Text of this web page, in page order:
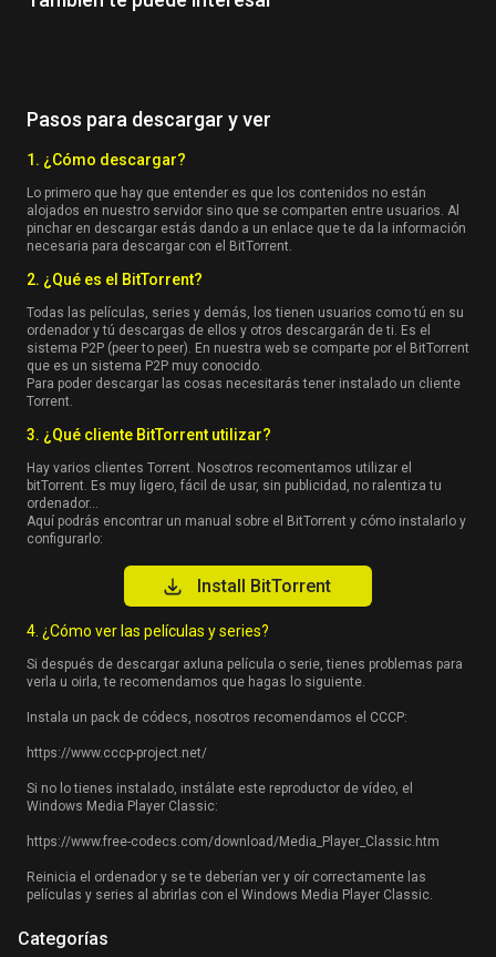
Pasos para descargar y ver
1. ¿Cómo descargar?
Lo primero que hay que entender es que los contenidos no están
alojados en nuestro servidor sino que se comparten entre usuarios. Al
pinchar en descargar estás dando a un enlace que te da la información
necesaria para descargar con el BitTorrent.
2. ¿Qué es el BitTorrent?
Todas las películas, series y demás, los tienen usuarios como tú en su
ordenador y tú descargas de ellos y otros descargarán de ti. Es el
sistema P2P (peer to peer). En nuestra web se comparte por el BitTorrent
que es un sistema P2P muy conocido.
Para poder descargar las cosas necesitarás tener instalado un cliente
Torrent.
3. ¿Qué cliente BitTorrent utilizar?
Hay varios clientes Torrent. Nosotros recomentamos utilizar el
bitTorrent. Es muy ligero, fácil de usar, sin publicidad, no ralentiza tu
ordenador…
Aquí podrás encontrar un manual sobre el BitTorrent y cómo instalarlo y
configurarlo:
Install BitTorrent
4. ¿Cómo ver las películas y series?
Si después de descargar axluna película o serie, tienes problemas para
verla u oirla, te recomendamos que hagas lo siguiente.
Instala un pack de códecs, nosotros recomendamos el CCCP:
https://www.cccp-project.net/
Si no lo tienes instalado, instálate este reproductor de vídeo, el
Windows Media Player Classic:
https://www.free-codecs.com/download/Media_Player_Classic.htm
Reinicia el ordenador y se te deberían ver y oír correctamente las
películas y series al abrirlas con el Windows Media Player Classic.
Categorías